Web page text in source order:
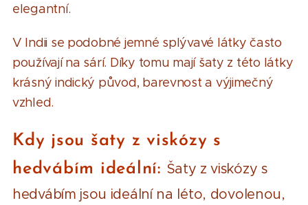
elegantní.
V Indii se podobné jemné splývavé látky často
používají na sárí. Díky tomu mají šaty z této látky
krásný indický původ, barevnost a výjimečný
vzhled.
Kdy jsou šaty z viskózy s
hedvábím ideální: Šaty z viskózy s
hedvábím jsou ideální na léto, dovolenou,